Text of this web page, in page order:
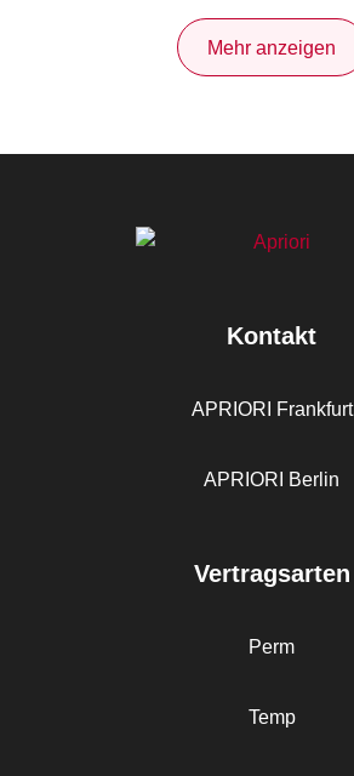
Mehr anzeigen
Kontakt
APRIORI Frankfurt
APRIORI Berlin
Vertragsarten
Perm
Temp